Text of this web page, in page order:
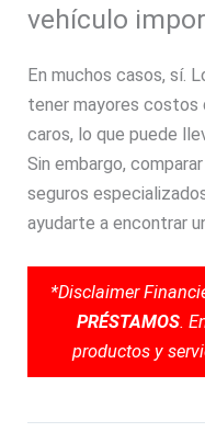
vehículo
En muchos casos, sí.
tener mayores costos
caros, lo que puede
Sin embargo,
seguros
ayudarte a encontrar
*Disclaimer
PRÉSTAMOS.
productos y